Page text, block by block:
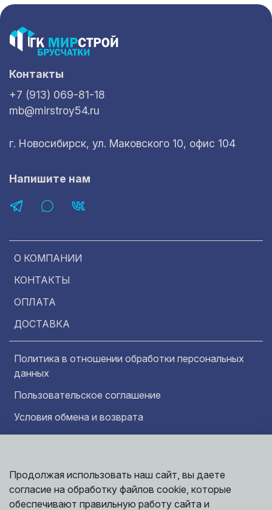
О КОМПАНИИ
КОНТАКТЫ
ОПЛАТА
ДОСТАВКА
Политика в отношении обработки персональных
данных
Пользовательское соглашение
Условия обмена и возврата
Контакты
+7 (913) 069-81-18
mb@mirstroy54.ru
г. Новосибирск, ул. Маковского 10, офис 104
Напишите нам
Информация представленная на сайте
носит исключительно ознакомительный
характер и ни при каких условиях не может
Продолжая использовать наш сайт, вы даете
согласие на обработку файлов cookie, которые
обеспечивают правильную работу сайта и
обработки